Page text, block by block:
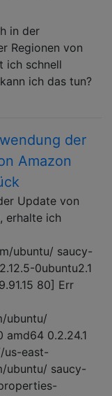
in der
Regionen von
ich schnell
ich das tun?
der
Amazon
Update von
erhalte ich
ubuntu/ saucy-
0ubuntu2.1
80] Err
ubuntu/
amd64 0.2.24.1
us-east-
ubuntu/ saucy-